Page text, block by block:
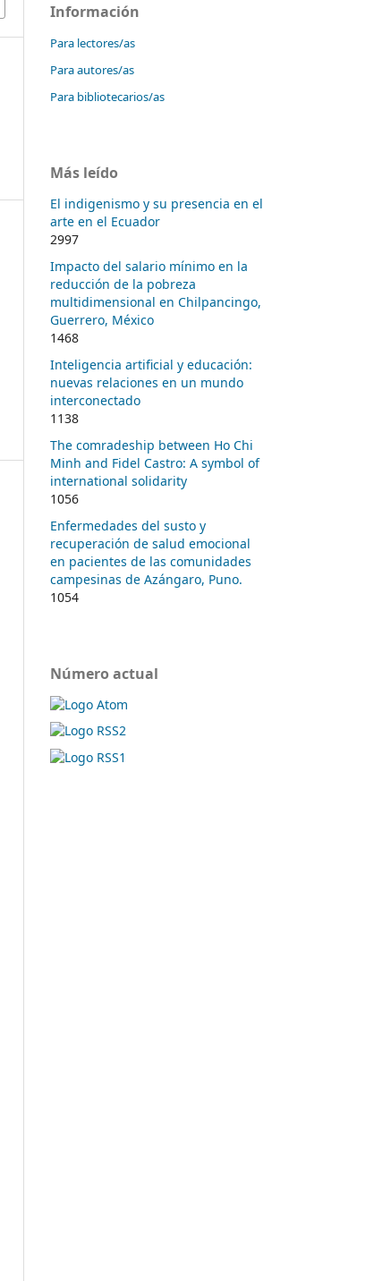
Información
Para lectores/as
Para autores/as
Para bibliotecarios/as
Más leído
El indigenismo y su presencia en el
arte en el Ecuador
2997
Impacto del salario mínimo en la
reducción de la pobreza
multidimensional en Chilpancingo,
Guerrero, México
1468
Inteligencia artificial y educación:
nuevas relaciones en un mundo
interconectado
1138
The comradeship between Ho Chi
Minh and Fidel Castro: A symbol of
international solidarity
1056
Enfermedades del susto y
recuperación de salud emocional
en pacientes de las comunidades
campesinas de Azángaro, Puno.
1054
Número actual